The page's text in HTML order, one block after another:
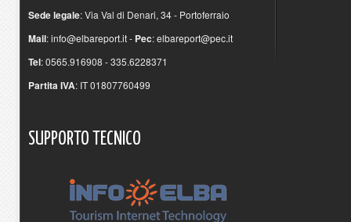
Sede legale: Via Val di Denari, 34 - Portoferraio
Mail:info@elbareport.it- Pec:elbareport@pec.it
Tel: 0565.916908 - 335.6228371
Partita IVA: IT 01807760499
SUPPORTO TECNICO